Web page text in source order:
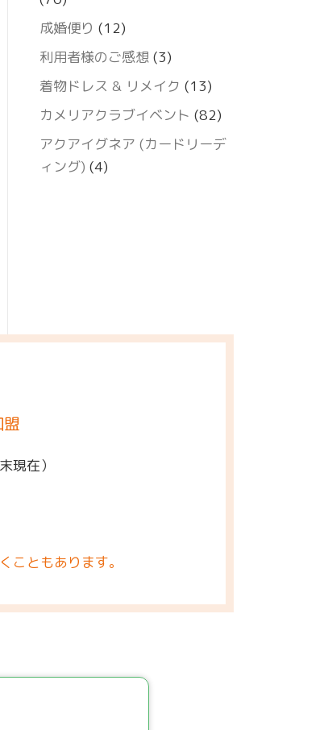
成婚便り (12)
利用者様のご感想 (3)
着物ドレス & リメイク (13)
カメリアクラブイベント (82)
アクアイグネア (カードリーデ
ィング) (4)
現在）
こともあります。